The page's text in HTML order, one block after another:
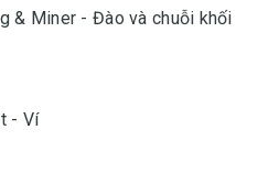
& Miner - Đào và chuỗi khối
- Ví